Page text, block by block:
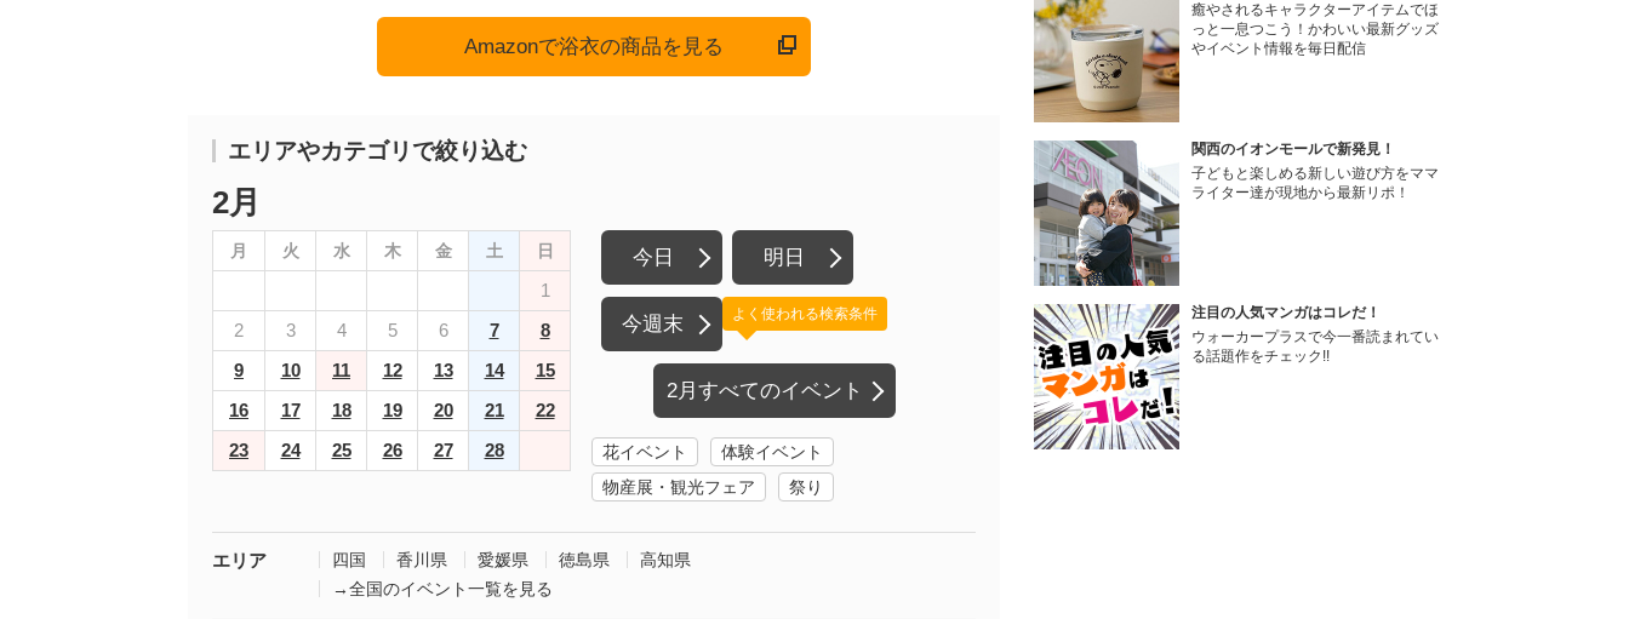
Amazonで浴衣の商品を見る
エリアやカテゴリで絞り込む
2月
月 火 水 木 金 土 日
1
2
3 4 5 6 7
8
9
10 11 12 13 14
15
16
17 18 19 20 21
22
23
24 25 26 27 28
今日 明日
今週末
2月すべてのイベント
よく使われる検索条件
花イベント
体験イベント
物産展・観光フェア
祭り
エリア 四国 香川県 愛媛県 徳島県
高知県
→全国のイベント一覧を見る
癒やされるキャラクターアイテムでほ
っと一息つこう！かわいい最新グッズ
やイベント情報を毎日配信
関西のイオンモールで新発見！
子どもと楽しめる新しい遊び方をママ
ライター達が現地から最新リポ！
注目の人気マンガはコレだ！
ウォーカープラスで今一番読まれてい
る話題作をチェック!!